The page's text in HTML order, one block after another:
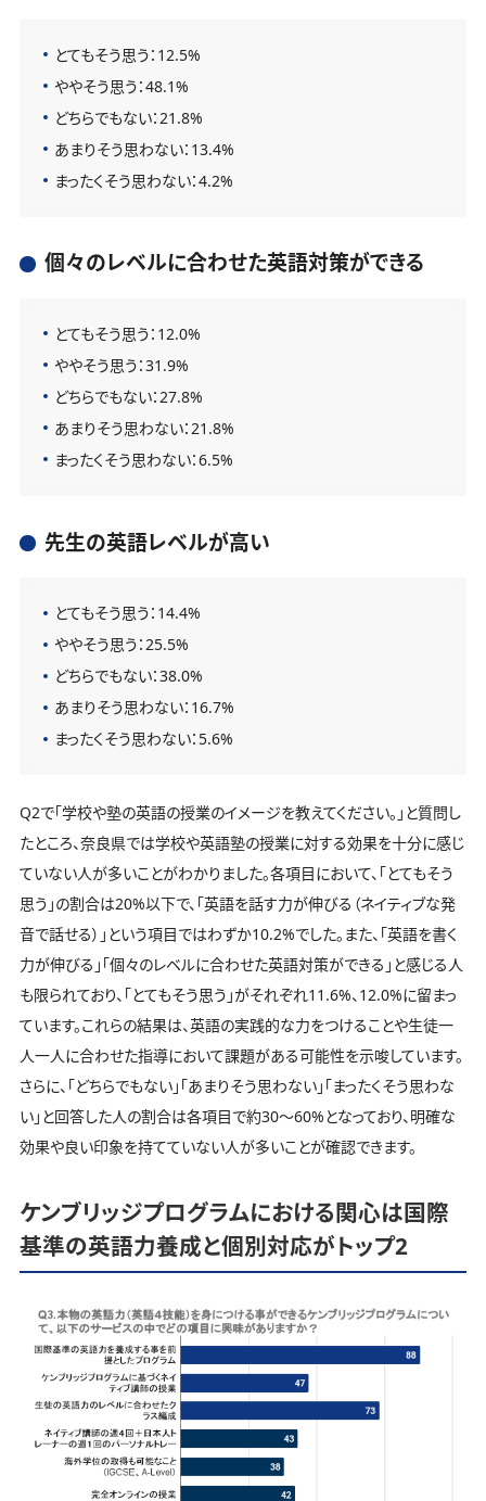
とてもそう思う：12.5%
ややそう思う：48.1%
どちらでもない：21.8%
あまりそう思わない：13.4%
まったくそう思わない：4.2%
個々のレベルに合わせた英語対策ができる
とてもそう思う：12.0%
ややそう思う：31.9%
どちらでもない：27.8%
あまりそう思わない：21.8%
まったくそう思わない：6.5%
先生の英語レベルが高い
とてもそう思う：14.4%
ややそう思う：25.5%
どちらでもない：38.0%
あまりそう思わない：16.7%
まったくそう思わない：5.6%
Q2で「学校や塾の英語の授業のイメージを教えてください。」と質問し
たところ、奈良県では学校や英語塾の授業に対する効果を十分に感じ
ていない人が多いことがわかりました。各項目において、「とてもそう
思う」の割合は20%以下で、「英語を話す力が伸びる（ネイティブな発
音で話せる）」という項目ではわずか10.2%でした。また、「英語を書く
力が伸びる」「個々のレベルに合わせた英語対策ができる」と感じる人
も限られており、「とてもそう思う」がそれぞれ11.6%、12.0%に留まっ
ています。これらの結果は、英語の実践的な力をつけることや生徒一
人一人に合わせた指導において課題がある可能性を示唆しています。
さらに、「どちらでもない」「あまりそう思わない」「まったくそう思わな
い」と回答した人の割合は各項目で約30～60%となっており、明確な
効果や良い印象を持てていない人が多いことが確認できます。
ケンブリッジプログラムにおける関心は国際
基準の英語力養成と個別対応がトップ2